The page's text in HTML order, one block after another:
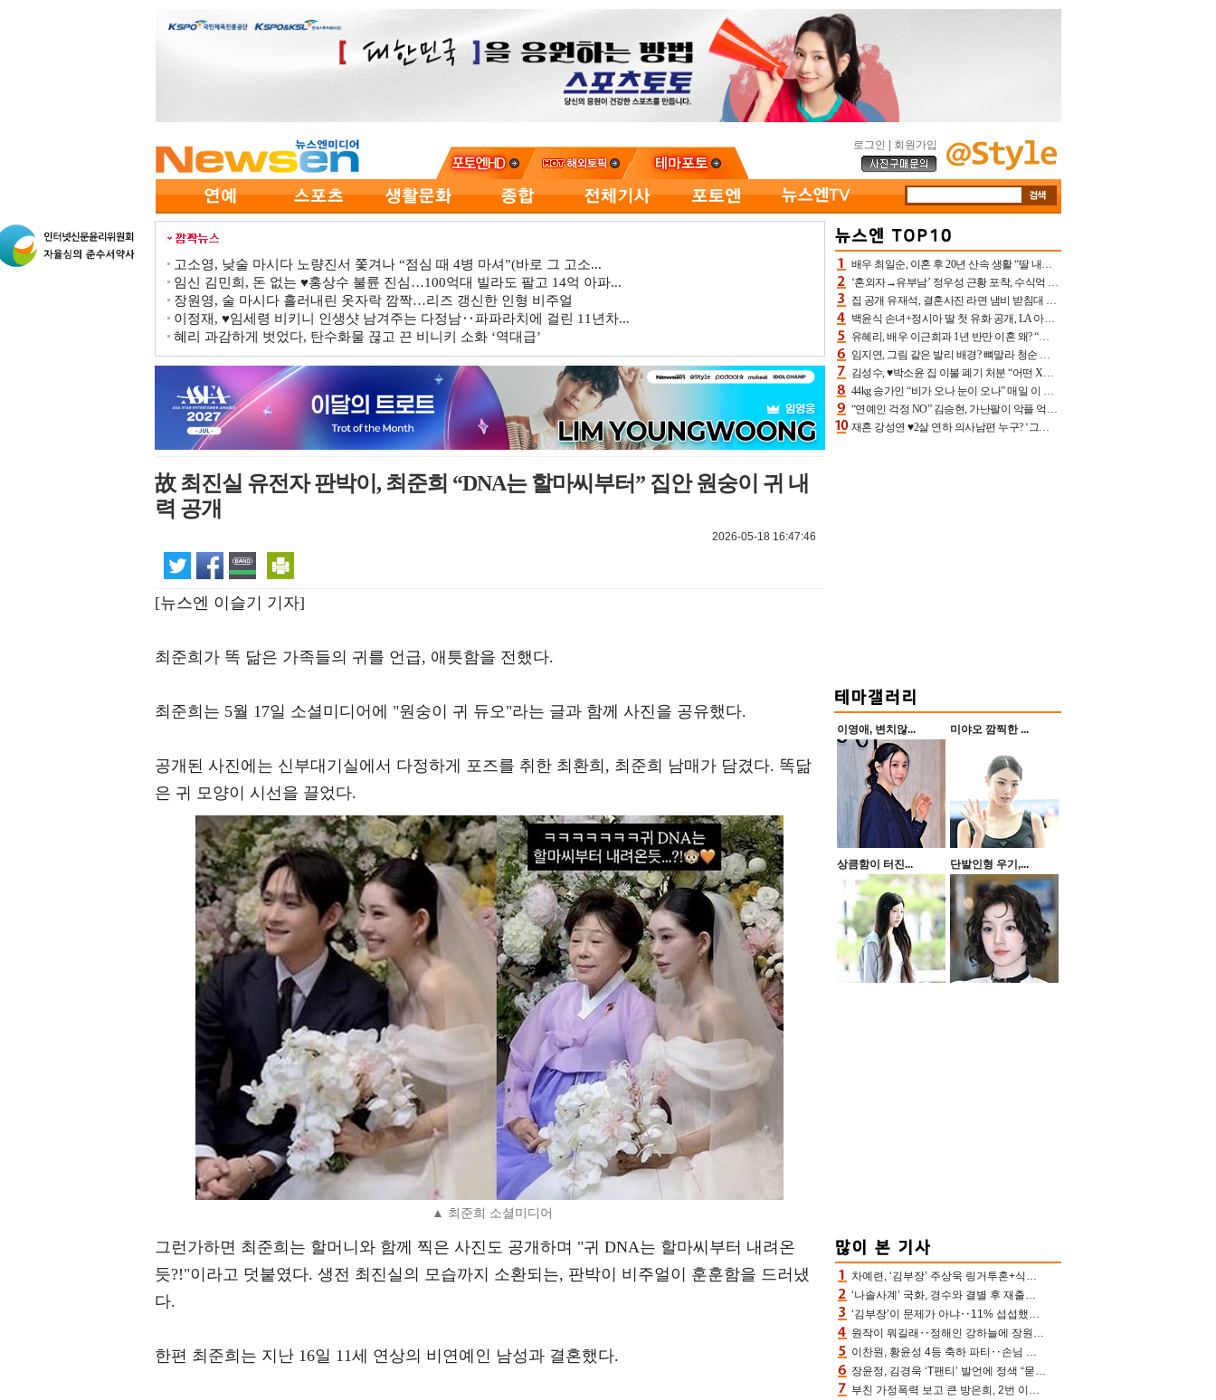
로그인 회원가입
고소영, 낮술 마시다 노량진서 쫓겨나 “점심 때 4병 마셔”(바로 그 고소...
임신 김민희, 돈 없는 ♥홍상수 불륜 진심…100억대 빌라도 팔고 14억 아파...
장원영, 술 마시다 흘러내린 옷자락 깜짝…리즈 갱신한 인형 비주얼
이정재, ♥임세령 비키니 인생샷 남겨주는 다정남‥파파라치에 걸린 11년차...
혜리 과감하게 벗었다, 탄수화물 끊고 끈 비니키 소화 ‘역대급’
故 최진실 유전자 판박이, 최준희 “DNA는 할마씨부터” 집안 원숭이 귀 내
력 공개
2026-05-18 16:47:46
[뉴스엔 이슬기 기자]
최준희가 똑 닮은 가족들의 귀를 언급, 애틋함을 전했다.
최준희는 5월 17일 소셜미디어에 "원숭이 귀 듀오"라는 글과 함께 사진을 공유했다.
공개된 사진에는 신부대기실에서 다정하게 포즈를 취한 최환희, 최준희 남매가 담겼다. 똑닮
은 귀 모양이 시선을 끌었다.
▲ 최준희 소셜미디어
그런가하면 최준희는 할머니와 함께 찍은 사진도 공개하며 "귀 DNA는 할마씨부터 내려온
듯?!"이라고 덧붙였다. 생전 최진실의 모습까지 소환되는, 판박이 비주얼이 훈훈함을 드러냈
다.
한편 최준희는 지난 16일 11세 연상의 비연예인 남성과 결혼했다.
배우 최일순, 이혼 후 20년 산속 생활 “딸 내가 버렸다고 원망‥맘 아파”(특종)[어제TV]
‘혼외자→유부남’ 정우성 근황 포착, 수식억 해킹 피해 후배 만났다 “존경하는”
집 공개 유재석, 결혼사진 라면 냄비 받침대 되고 분노‥가족사진도 피해(놀뭐)[어제TV]
백윤식 손녀+정시아 딸 첫 유화 공개, LA 아트쇼→서울국제조각페스타 작가다운 수준급 실력
유혜리, 배우 이근희과 1년 반만 이혼 왜? “식칼 꽂고 의자 던져” 충격 폭로(특종)[어제TV]
임지연, 그림 같은 발리 배경? 뼈말라 청순 비키니 핏에 상대 안 되네
김성수, ♥박소윤 집 이불 폐기 처분 “어떤 X이랑 썼을지 몰라” 질투(신랑수업2)[어제TV]
44kg 송가인 “비가 오나 눈이 오나” 매일 이 운동, 허벅지 근육량 상승+체지방 감소
“연예인 걱정 NO” 김승현, 가난팔이 악플 억울할만‥아내+딸과 日 여행
재혼 강성연 ♥2살 연하 의사남편 누구? ‘그알’ 자문의에 훈남 비주얼 초엘리트 스펙 [종합]
이영애, 변치않... 미야오 깜찍한 ...
상큼함이 터진... 단발인형 우기,...
차예련, ‘김부장’ 주상욱 링거투혼+식스팩 비화 “옷 벗는데 아저씨는 안 된다고”(차장금)
‘나솔사계’ 국화, 경수와 결별 후 재출연…첫인상 3표 몰표
‘김부장’이 문제가 아냐‥11% 섭섭했던 ‘재벌X형사2’ 돈·빽 총동원해 컴백 [TV보고서]
원작이 뭐길래‥정해인 강하늘에 장원영까지 참여한 이 영화
이찬원, 황윤성 4등 축하 파티‥손님 모으려 블랙핑크 지수와 친한 척(편스토랑)[어제TV]
장윤정, 김경욱 ‘T팬티’ 발언에 정색 “묻지 않았는데, 그것도 성희롱”(장공장)
부친 가정폭력 보고 큰 방은희, 2번 이혼 후 잠수→母 고독사에 자책(특종세상)[어제TV]